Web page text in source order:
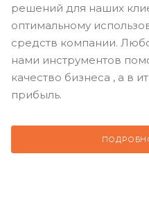
решений для наших
оптимальному
средств компании.
нами инструментов
качество бизнеса , а в
прибыль.